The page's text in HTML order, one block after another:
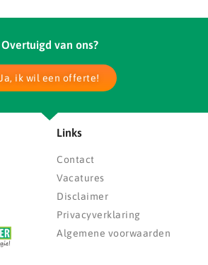
Overtuigd van ons?
Ja, ik wil een offerte!
Links
Contact
Vacatures
Disclaimer
Privacyverklaring
Algemene voorwaarden